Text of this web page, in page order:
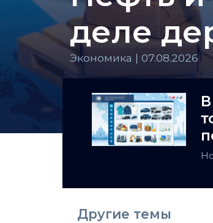
деле
Экономика | 07.08.2026
Другие темы